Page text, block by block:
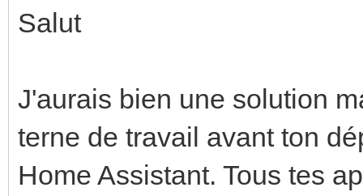
Salut
J'aurais bien une solution
terne de travail avant ton
Home Assistant. Tous tes